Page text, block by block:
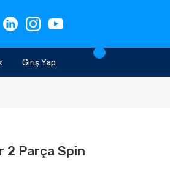
Giriş Yap
2 Parça Spin